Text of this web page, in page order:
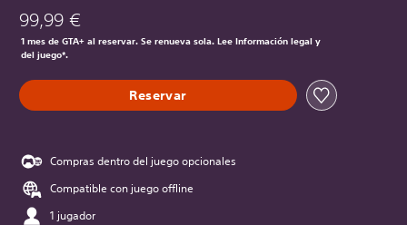
99,99 €
1 mes de GTA+ al reservar. Se renueva sola. Lee Información legal y
del juego*.
Reservar
Compras dentro del juego opcionales
Compatible con juego offline
1 jugador